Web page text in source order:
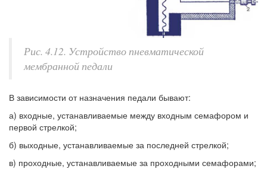
Рис. 4.12. Устройство пневматической
мембранной педали
В зависимости от назначения педали бывают:
а) входные, устанавливаемые между входным семафором и
первой стрелкой;
б) выходные, устанавливаемые за последней стрелкой;
в) проходные, устанавливаемые за проходными семафорами;